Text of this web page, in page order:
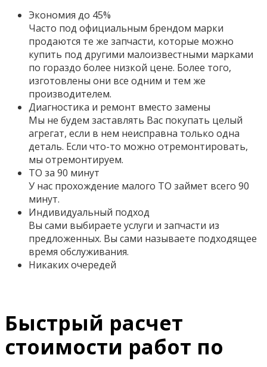
Экономия до 45%
Часто под официальным брендом марки
продаются те же запчасти, которые можно
купить под другими малоизвестными марками
по гораздо более низкой цене. Более того,
изготовлены они все одним и тем же
производителем.
Диагностика и ремонт вместо замены
Мы не будем заставлять Вас покупать целый
агрегат, если в нем неисправна только одна
деталь. Если что-то можно отремонтировать,
мы отремонтируем.
ТО за 90 минут
У нас прохождение малого ТО займет всего 90
минут.
Индивидуальный подход
Вы сами выбираете услуги и запчасти из
предложенных. Вы сами называете подходящее
время обслуживания.
Никаких очередей
Быстрый расчет
стоимости работ по